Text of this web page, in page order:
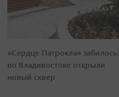
«Сердце Патрокла» забилось:
во Владивостоке открыли
новый сквер